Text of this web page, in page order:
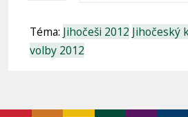
Téma: Jihočeši 2012 Jihočeský
volby 2012